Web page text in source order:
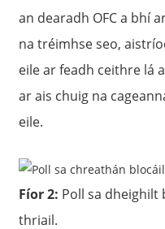
an dearadh OFC a bhí
na tréimhse seo,
eile ar feadh ceithre lá
ar ais chuig na
eile.
Fíor 2: Poll sa dheighilt
thriail.